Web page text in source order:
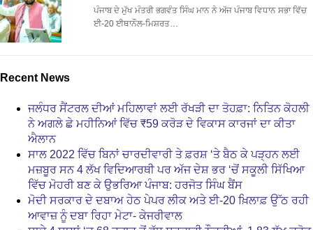
ਪੰਜਾਬ ਦੇ ਮੁੱਖ ਮੰਤਰੀ ਭਗਵੰਤ ਸਿੰਘ ਮਾਨ ਨੇ ਅੱਜ ਪੰਜਾਬ ਵਿਧਾਨ ਸਭਾ ਵਿੱਚ
ਈ-20 ਈਥਾਨੌਲ-ਮਿਸ਼ਰਤ…
Recent News
ਜਲੰਧਰ ਸੈਂਟਰਲ ਦੀਆਂ ਮਹਿਲਾਵਾਂ ਲਈ ਰੱਖੜੀ ਦਾ ਤੋਹਫ਼ਾ: ਨਿਤਿਨ ਕੋਹਲੀ
ਨੇ ਅਗਲੇ ਛੇ ਮਹੀਨਿਆਂ ਵਿੱਚ ₹59 ਕਰੋੜ ਦੇ ਵਿਕਾਸ ਕਾਰਜਾਂ ਦਾ ਕੀਤਾ
ਐਲਾਨ
ਸਾਲ 2022 ਵਿੱਚ ਬਿਨਾਂ ਚਾਰਦੀਵਾਰੀ ਤੇ ਫ਼ਰਸ਼ ‘ਤੇ ਬੈਠ ਕੇ ਪੜ੍ਹਨ ਲਈ
ਮਜ਼ਬੂਰ ਸਨ 4 ਲੱਖ ਵਿਦਿਆਰਥੀ ਪਰ ਅੱਜ ਦੇਸ਼ ਭਰ ‘ਚੋਂ ਸਕੂਲੀ ਸਿੱਖਿਆ
ਵਿੱਚ ਮੋਹਰੀ ਬਣ ਕੇ ਉਭਰਿਆ ਪੰਜਾਬ: ਹਰਜੋਤ ਸਿੰਘ ਬੈਂਸ
ਮੋਦੀ ਸਰਕਾਰ ਦੇ ਦਬਾਅ ਹੇਠ ਪੇਪਰ ਲੀਕ ਅਤੇ ਈ-20 ਖ਼ਿਲਾਫ਼ ਉੱਠ ਰਹੀ
ਆਵਾਜ਼ ਨੂੰ ਦਬਾ ਰਿਹਾ ਮੇਟਾ- ਕੇਜਰੀਵਾਲ